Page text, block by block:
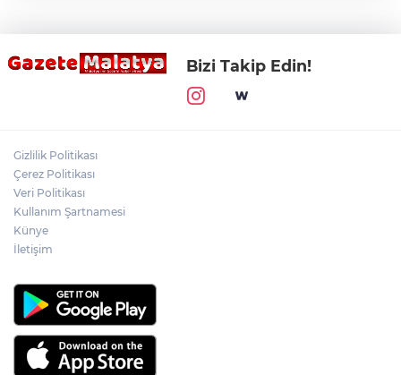
Bizi Takip Edin!
Gizlilik Politikası
Çerez Politikası
Veri Politikası
Kullanım Şartnamesi
Künye
İletişim